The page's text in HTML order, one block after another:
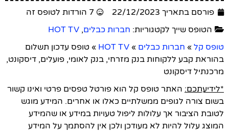
פורסם בתאריך 22/12/2023
7 הורדות לטופס זה
הטופס שייך לקטגוריות: חברות כבלים,
HOT TV
טופס קל » חברות כבלים »
HOT TV
» טופס עדכון תשלום
בהוראת קבע ללקוחות בנק מזרחי, בנק לאומי, פועלים, דיסקונט,
מרכנתיל דיסקונט
*לידיעתכם: האתר טופס קל הוא פורטל טפסים פרטי ואינו קשור
בשום צורה לגופים ממשלתיים כאלו או אחרים. המידע מוגש
לטובת הציבור אך עלולות ליפול טעויות במידע או שהמידע
המוצג עלול להיות לא מעודכן ולכן אין להסתמך על המידע